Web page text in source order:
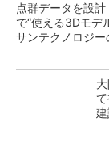
点群データを設
で“使える3Dモ
サンテクノロジー